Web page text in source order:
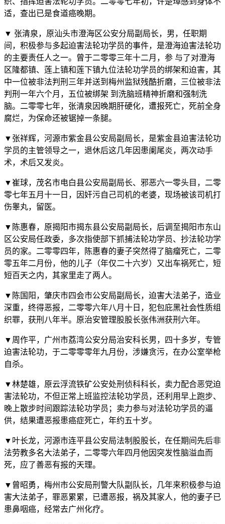
适，查出已是食道癌晚期。
▼ 张清泉，原汕头市澄海区公安分局副局长，男，任职期
间，积极参与多起迫害法轮功学员的事件，是澄海迫害法轮功
的主要责任人之一。曾于二零零三年十二月，参 与了对澄海
区隆都镇、莲上镇和莲下镇九位法轮功学员的绑架和迫害，其
中一位被非法判刑三年并送到梅州监狱残酷折磨，三位被非法
判刑一年六个月，五位被绑架 到洗脑班精神折磨和强制洗
脑。二零零七年，张清泉因晚期肝硬化，遭报死亡，死前全身
腐烂，为保命还被锯掉一条腿。
▼张祥辉，河源市紫金县公安局副局长，是紫金县迫害法轮功
学员的主管领导之一，退休后这几年因患阑尾炎，两次动手
术，术后又发炎。
▼崔球，茂名市电白县公安局副局长、邪恶六一零头目，二零
零七年五月十一日，因奸污自己司机的老婆，现场被该司机打
伤睾丸，留医。
▼陈惠春，原揭阳市揭东县公安局副局长，后调至揭阳市东山
区公安局任政委，多次指使部下抓捕法轮功学员、抄法轮功学
员的家。二零零四年，陈惠春的妻子突然得了脑瘤死亡，二零
零五年二月份，他的儿子（年仅二十六岁）又出车祸死亡，短
短百天之内，其家里走了两人。
▼陈国阳，肇庆市四会市公安局副局长，迫害大法弟子，造业
深重，终得恶报，二零零六年八月十日，犯包庇黑社会性质组
织罪，获刑八年半。原治安管理股股长张伟洲获刑六年。
▼周作平，广州市荔湾公安分局治安科长男，四十多岁，专管
迫害法轮功，于二零零零年九月份，涉嫌贪污，在办公室举枪
自杀。
▼林楚雄，原云浮流铁矿公安处刑侦科科长，卖力配合恶党迫
害法轮功，不但正常上班监控法轮功学员，还利用早上跑步、
晚上散步时间跟踪法轮功学员；卖力参与对法轮功学员的逼
供，结果遭恶报患癌症死亡，年约五十岁。
▼叶长龙，河源市连平县公安局法制股股长，在任期间先后非
法劳教多名大法弟子，二零零六年四月他因突发性脑溢血而
死，应了善恶有报的天理。
▼曾昭勇，梅州市公安局刑警大队副队长，几年来积极参与迫
害大法弟子，罪恶累累，已遭恶报，祸及其家人，他的妻子已
患鼻咽癌，经常去广州化疗。